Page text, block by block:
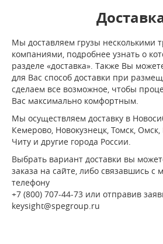
Мы доставляем грузы несколькими
компаниями, подробнее узнать о
разделе «доставка». Также Вы
для Вас способ доставки при
сделаем все возможное, чтобы
Вас максимально комфортным.
Мы осуществляем доставку в
Кемерово, Новокузнецк, Томск, Омск,
Читу и другие города России.
Выбрать вариант доставки вы
заказа на сайте, либо связавшись с
телефону
+7 (800) 707-44-73 или отправив
keysight@spegroup.ru